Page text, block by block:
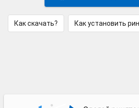
Как скачать? Как установить